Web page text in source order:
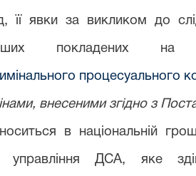
її явки за викликом до
покладених на
процесуального
внесеними згідно з
в національній
управління ДСА, яке